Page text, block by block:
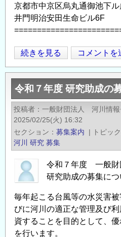
京都市中京区烏丸通御池下
井門明治安田生命ビル6F
「2025
年
度
研
究
助
成
公
の
案
内
（公
益
続きを見る コメントを
令和７年度 研究助成の
投稿者 一般財団法人 河川情報
2025/02/25(火) 16:32
セクション
募集案内 | トピッ
河川
研究 募集
令和７年度 一般財
研究助成の募集につ
毎年起こる台風等の水災害
びに河川の適正な管理及び
資することを目的として、
を⾏います。